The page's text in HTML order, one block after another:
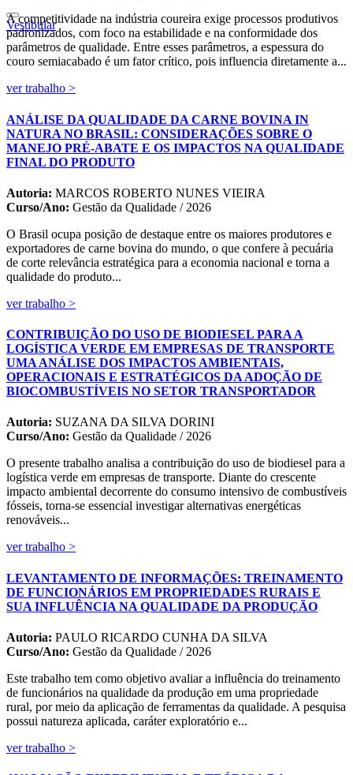
Vestibular
A competitividade na indústria coureira exige processos produtivos
padronizados, com foco na estabilidade e na conformidade dos
parâmetros de qualidade. Entre esses parâmetros, a espessura do
couro semiacabado é um fator crítico, pois influencia diretamente a...
ver trabalho >
ANÁLISE DA QUALIDADE DA CARNE BOVINA IN
NATURA NO BRASIL: CONSIDERAÇÕES SOBRE O
MANEJO PRÉ-ABATE E OS IMPACTOS NA QUALIDADE
FINAL DO PRODUTO
Autoria: MARCOS ROBERTO NUNES VIEIRA
Curso/Ano: Gestão da Qualidade / 2026
O Brasil ocupa posição de destaque entre os maiores produtores e
exportadores de carne bovina do mundo, o que confere à pecuária
de corte relevância estratégica para a economia nacional e torna a
qualidade do produto...
ver trabalho >
CONTRIBUIÇÃO DO USO DE BIODIESEL PARA A
LOGÍSTICA VERDE EM EMPRESAS DE TRANSPORTE
UMA ANÁLISE DOS IMPACTOS AMBIENTAIS,
OPERACIONAIS E ESTRATÉGICOS DA ADOÇÃO DE
BIOCOMBUSTÍVEIS NO SETOR TRANSPORTADOR
Autoria: SUZANA DA SILVA DORINI
Curso/Ano: Gestão da Qualidade / 2026
O presente trabalho analisa a contribuição do uso de biodiesel para a
logística verde em empresas de transporte. Diante do crescente
impacto ambiental decorrente do consumo intensivo de combustíveis
fósseis, torna-se essencial investigar alternativas energéticas
renováveis...
ver trabalho >
LEVANTAMENTO DE INFORMAÇÕES: TREINAMENTO
DE FUNCIONÁRIOS EM PROPRIEDADES RURAIS E
SUA INFLUÊNCIA NA QUALIDADE DA PRODUÇÃO
Autoria: PAULO RICARDO CUNHA DA SILVA
Curso/Ano: Gestão da Qualidade / 2026
Este trabalho tem como objetivo avaliar a influência do treinamento
de funcionários na qualidade da produção em uma propriedade
rural, por meio da aplicação de ferramentas da qualidade. A pesquisa
possui natureza aplicada, caráter exploratório e...
ver trabalho >